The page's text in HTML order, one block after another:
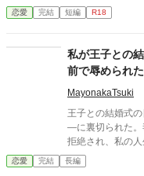
恋愛 完結 短編 R18
私が王子との
前で辱められ
来た。
MayonakaTsuki
王子との結婚式
―に裏切られた。
拒絶され、私の
思えた。しかし
―私は同じ回廊で
恋愛 完結 長編